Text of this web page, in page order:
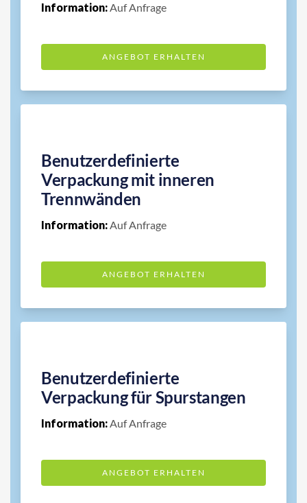
Information:Auf Anfrage
ANGEBOT ERHALTEN
Benutzerdefinierte
Verpackung mit inneren
Trennwänden
Information:Auf Anfrage
ANGEBOT ERHALTEN
Benutzerdefinierte
Verpackung für Spurstangen
Information:Auf Anfrage
ANGEBOT ERHALTEN